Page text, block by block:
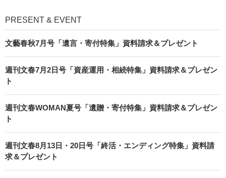
PRESENT & EVENT
文藝春秋7月号「遺言・寄付特集」資料請求＆プレゼント
週刊文春7月2日号「資産運用・相続特集」資料請求＆プレゼン
ト
週刊文春WOMAN夏号「遺贈・寄付特集」資料請求＆プレゼン
ト
週刊文春8月13日・20日号「終活・エンディング特集」資料請
求＆プレゼント